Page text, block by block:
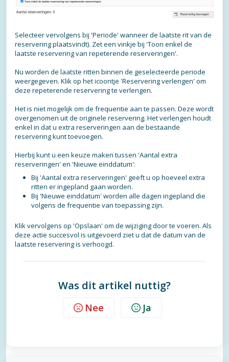
Selecteer vervolgens bij 'Periode' wanneer de laatste rit van de
reservering plaatsvindt). Zet een vinkje bij 'Toon enkel de
laatste reservering van repeterende reserveringen'.
Nu worden de laatste ritten binnen de geselecteerde periode
weergegeven. Klik op het icoontje 'Reservering verlengen' om
deze repeterende reservering te verlengen.
Het is niet mogelijk om de frequentie aan te passen. Deze wordt
overgenomen uit de originele reservering. Het verlengen houdt
enkel in dat u extra reserveringen aan de bestaande
reservering kunt toevoegen.
Hierbij kunt u een keuze maken tussen 'Aantal extra
reserveringen' en 'Nieuwe einddatum':
Bij 'Aantal extra reserveringen' geeft u op hoeveel extra
ritten er ingepland gaan worden.
Bij 'Nieuwe einddatum' worden alle dagen ingepland die
volgens de frequentie van toepassing zijn.
Klik vervolgens op 'Opslaan' om de wijziging door te voeren. Als
deze actie succesvol is uitgevoerd ziet u dat de datum van de
laatste reservering is verhoogd.
Was dit artikel nuttig?
Nee Ja